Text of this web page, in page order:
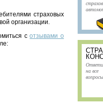
страховых
организации.
сотзывами о
на все
вопросы